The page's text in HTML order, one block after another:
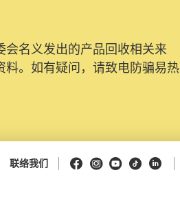
名义发出的产品回收相关来
。如有疑问，请致电防骗易热
联络我们 Facebook
Instagram
Youtube
抖音领英